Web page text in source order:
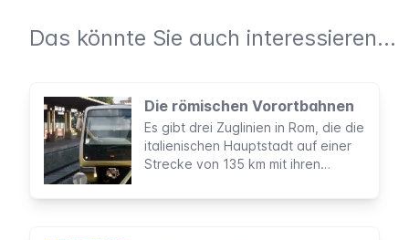
Das könnte Sie auch interessieren...
Die römischen Vorortbahnen
Es gibt drei Zuglinien in Rom, die die
italienischen Hauptstadt auf einer
Strecke von 135 km mit ihren
Erweiterung der römischen U-Bahn